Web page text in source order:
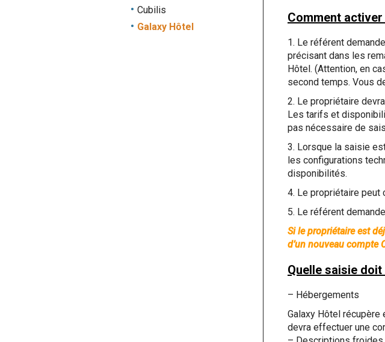
Cubilis
Galaxy Hôtel
​Comment
1. Le référent
précisant dans les
Hôtel. (Attention, en
second temps. Vous
​2. Le propriétaire
Les tarifs et
pas nécessaire de
​3. Lorsque la saisie
les configurations
disponibilités.
​4. Le propriétaire peut
5. Le référent
Si le propriétaire est
d’un nouveau compte
Quelle saisie
– Hébergements
Galaxy Hôtel
devra effectuer une